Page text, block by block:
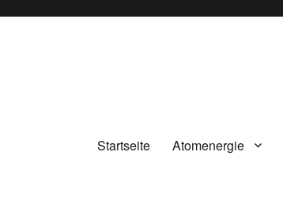
Startseite Atomenergie